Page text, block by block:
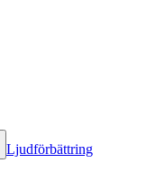
Ljudförbättring